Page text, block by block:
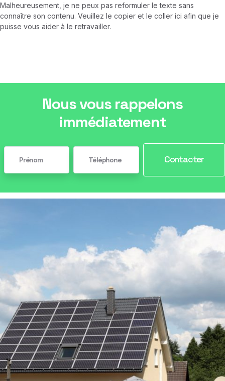
Malheureusement, je ne peux pas reformuler le texte sans
connaître son contenu. Veuillez le copier et le coller ici afin que je
puisse vous aider à le retravailler.
Nous vous rappelons
immédiatement
Contacter